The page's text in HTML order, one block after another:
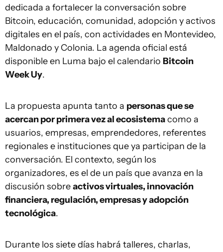
dedicada a fortalecer la conversación sobre
Bitcoin, educación, comunidad, adopción y activos
digitales en el país, con actividades en Montevideo,
Maldonado y Colonia. La agenda oficial está
disponible en Luma bajo el calendario Bitcoin
Week Uy.
La propuesta apunta tanto a personas que se
acercan por primera vez al ecosistemacomo a
usuarios, empresas, emprendedores, referentes
regionales e instituciones que ya participan de la
conversación. El contexto, según los
organizadores, es el de un país que avanza en la
discusión sobreactivos virtuales, innovación
financiera, regulación, empresas y adopción
tecnológica.
Durante los siete días habrá talleres, charlas,